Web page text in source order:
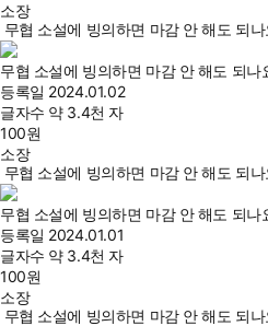
소장
무협 소설에 빙의하면 마감 안 해도 되
무협 소설에 빙의하면 마감 안 해도 되나
등록일 2024.01.02
글자수 약 3.4천 자
100원
소장
무협 소설에 빙의하면 마감 안 해도 되
무협 소설에 빙의하면 마감 안 해도 되나
등록일 2024.01.01
글자수 약 3.4천 자
100원
소장
무협 소설에 빙의하면 마감 안 해도 되